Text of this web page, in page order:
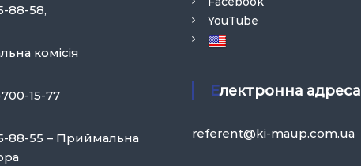
88-58,
комісія
15-77
88-55 – Приймальна
YouTube
Електронна адреса
referent@ki-maup.com.ua